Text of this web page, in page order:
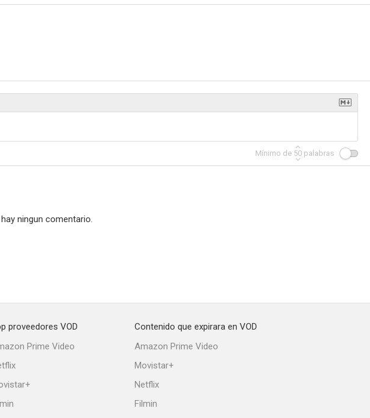
Mínimo de 50 palabras
ningun comentario.
proveedores VOD
Prime Video
Contenido que expirara en VOD
Amazon Prime Video
Movistar+
Netflix
Filmin